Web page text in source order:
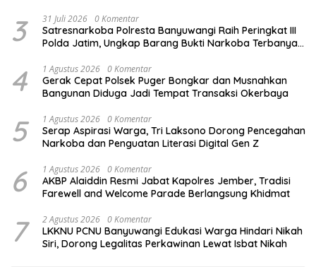
3 31 Juli 2026 0 Komentar
Satresnarkoba Polresta Banyuwangi Raih Peringkat III
Polda Jatim, Ungkap Barang Bukti Narkoba Terbanyak
4 1 Agustus 2026 0 Komentar
Gerak Cepat Polsek Puger Bongkar dan Musnahkan
Bangunan Diduga Jadi Tempat Transaksi Okerbaya
5 1 Agustus 2026 0 Komentar
Serap Aspirasi Warga, Tri Laksono Dorong Pencegahan
Narkoba dan Penguatan Literasi Digital Gen Z
6 1 Agustus 2026 0 Komentar
AKBP Alaiddin Resmi Jabat Kapolres Jember, Tradisi
Farewell and Welcome Parade Berlangsung Khidmat
7 2 Agustus 2026 0 Komentar
LKKNU PCNU Banyuwangi Edukasi Warga Hindari Nikah
Siri, Dorong Legalitas Perkawinan Lewat Isbat Nikah